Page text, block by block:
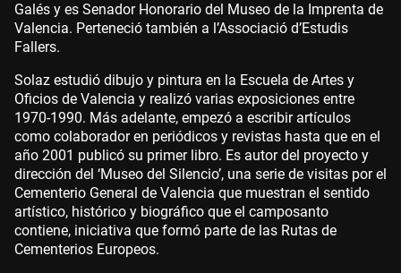
Galés y es Senador Honorario del Museo de la Imprenta de
Valencia. Perteneció también a l’Associació d’Estudis
Fallers.
Solaz estudió dibujo y pintura en la Escuela de Artes y
Oficios de Valencia y realizó varias exposiciones entre
1970-1990. Más adelante, empezó a escribir artículos
como colaborador en periódicos y revistas hasta que en el
año 2001 publicó su primer libro. Es autor del proyecto y
dirección del ‘Museo del Silencio’, una serie de visitas por el
Cementerio General de Valencia que muestran el sentido
artístico, histórico y biográfico que el camposanto
contiene, iniciativa que formó parte de las Rutas de
Cementerios Europeos.